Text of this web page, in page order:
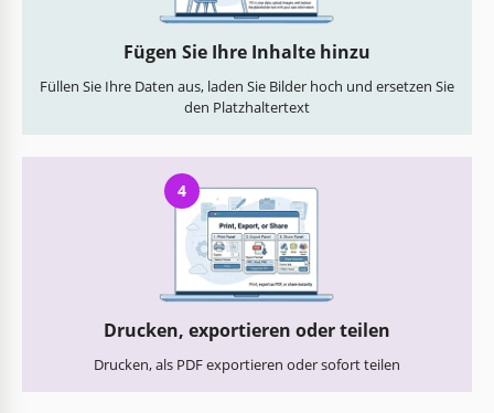
Fügen Sie Ihre Inhalte hinzu
Füllen Sie Ihre Daten aus, laden Sie Bilder hoch und ersetzen Sie
den Platzhaltertext
4
Drucken, exportieren oder teilen
Drucken, als PDF exportieren oder sofort teilen